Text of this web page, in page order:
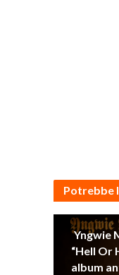
Potrebbe
Yngwie
“Hell Or
album